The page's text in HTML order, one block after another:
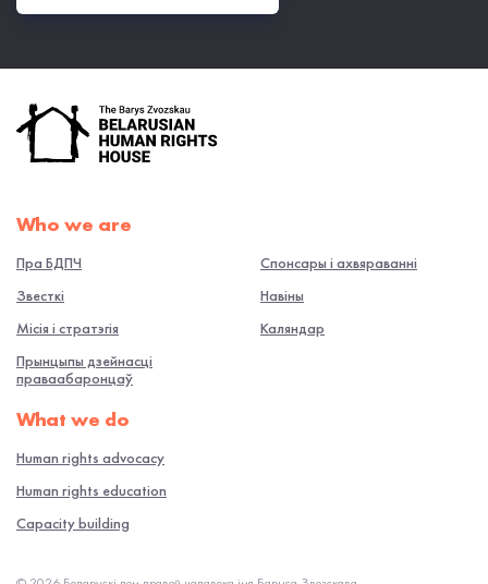
Who we are
Пра БДПЧ
Звесткі
Місія і стратэгія
Прынцыпы дзейнасці
праваабаронцаў
Спонсары і ахвяраванні
Навiны
Каляндар
What we do
Human rights advocacy
Human rights education
Capacity building